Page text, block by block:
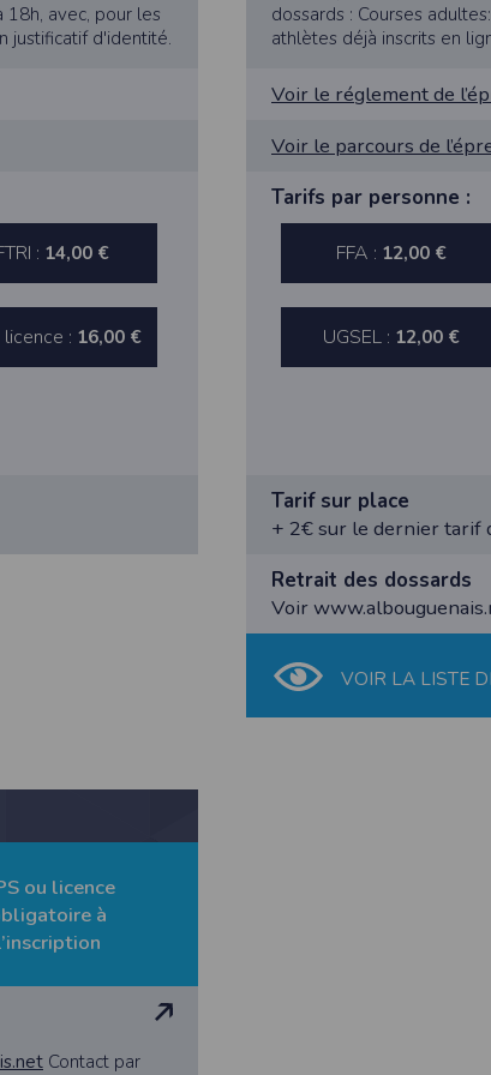
avec, pour les
justificatif d'identité.
: 14,00 €
: 16,00 €
dossards : Courses
athlètes déjà inscrits en
Voir le réglement de
Voir le parcours de
Tarifs par personne :
FFA : 12,00 €
UGSEL : 12,00 €
Tarif sur place
+ 2€ sur le dernier tarif
Retrait des dossards
Voir
VOIR LA LISTE
ou licence
à
Contact par
les résultats sont transmis à la Fédération Française
CNIL n°
6 janvier 1978 modifiée, vous disposez d’un droit d’accès
en nous contactant ici
.Vous pouvez également, pour des
Timepulse :
TIMEPULSE
lorsque vous vous inscrivez et utilisez les services.
lorsque vous n'utilisez pas l'application, mais afin de fournir
lorsque vous utilisez l'application. Si vous souhaitez mettre
l'appareil photo si l'utilisateur souhaite télécharger une
interested in uploading a photo to the gallery. We collect
about your credit or debit cards will be collected.